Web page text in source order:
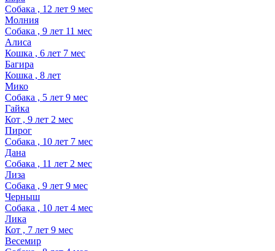
Собака , 12 лет 9 мес
Молния
Собака , 9 лет 11 мес
Алиса
Кошка , 6 лет 7 мес
Багира
Кошка , 8 лет
Мико
Собака , 5 лет 9 мес
Гайка
Кот , 9 лет 2 мес
Пирог
Собака , 10 лет 7 мес
Дана
Собака , 11 лет 2 мес
Лиза
Собака , 9 лет 9 мес
Черныш
Собака , 10 лет 4 мес
Лика
Кот , 7 лет 9 мес
Весемир